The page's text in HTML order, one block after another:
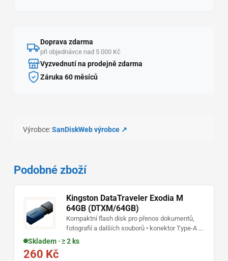
Doprava zdarma
při objednávce nad 5 000 Kč
Vyzvednutí na prodejně zdarma
Záruka 60 měsíců
Výrobce:SanDiskWeb výrobce ↗
Podobné zboží
Kingston DataTraveler Exodia M
64GB (DTXM/64GB)
Kompaktní flash disk pro přenos dokumentů,
fotografií a dalších souborů • konektor Type-A •
posuvný kryt chrání konektor při přenášení •
Skladem · ≥ 2 ks
260 Kč